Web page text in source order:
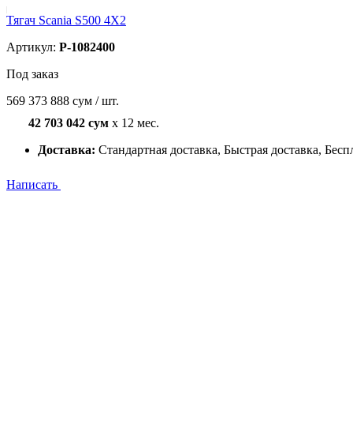
Тягач Scania S500 4X2
Артикул: P-1082400
Под заказ
569 373 888 сум / шт.
42 703 042 сум x 12 мес.
Доставка: Стандартная доставка, Быстрая доставка,
Написать